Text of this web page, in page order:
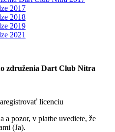
2017
2018
2019
2021
združenia Dart Club Nitra
licenciu
a pozor, v platbe uvediete, že
(Ja).